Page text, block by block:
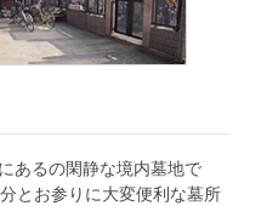
あるの閑静な境内墓地で
とお参りに大変便利な墓所